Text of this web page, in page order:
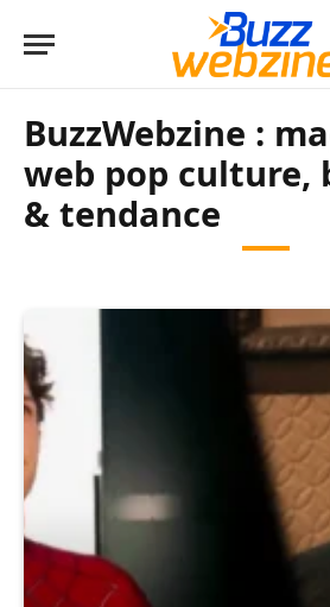
BuzzWebzine :
web pop culture,
& tendance